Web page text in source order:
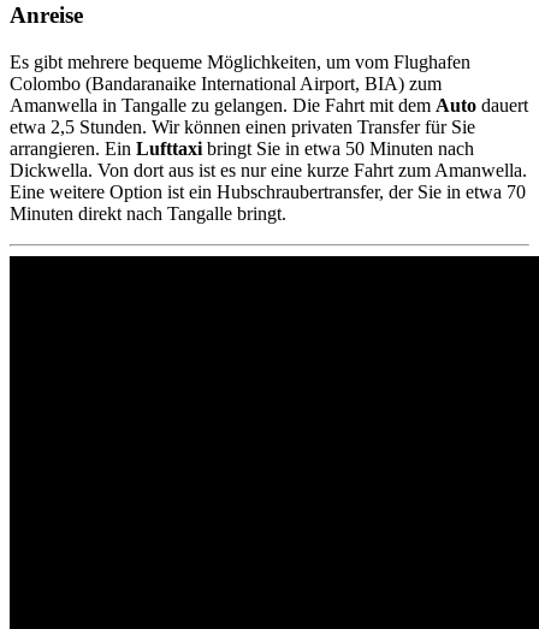
Anreise
Es gibt mehrere bequeme Möglichkeiten, um vom Flughafen
Colombo (Bandaranaike International Airport, BIA) zum
Amanwella in Tangalle zu gelangen. Die Fahrt mit dem Auto dauert
etwa 2,5 Stunden. Wir können einen privaten Transfer für Sie
arrangieren. Ein Lufttaxi bringt Sie in etwa 50 Minuten nach
Dickwella. Von dort aus ist es nur eine kurze Fahrt zum Amanwella.
Eine weitere Option ist ein Hubschraubertransfer, der Sie in etwa 70
Minuten direkt nach Tangalle bringt.